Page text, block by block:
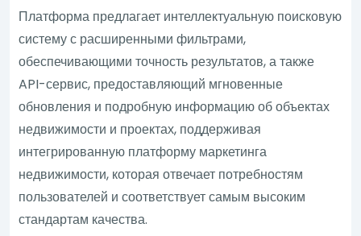
Платформа предлагает интеллектуальную поисковую
систему с расширенными фильтрами,
обеспечивающими точность результатов, а также
API-сервис, предоставляющий мгновенные
обновления и подробную информацию об объектах
недвижимости и проектах, поддерживая
интегрированную платформу маркетинга
недвижимости, которая отвечает потребностям
пользователей и соответствует самым высоким
стандартам качества.